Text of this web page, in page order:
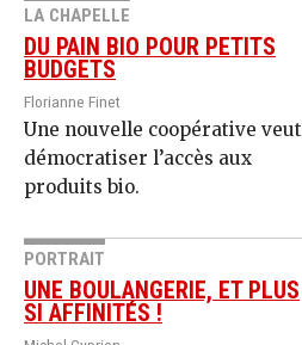
LA CHAPELLE
DU PAIN BIO POUR PETITS
BUDGETS
Florianne Finet
Une nouvelle coopérative veut
démocratiser l’accès aux
produits bio.
PORTRAIT
UNE BOULANGERIE, ET PLUS
SI AFFINITÉS !